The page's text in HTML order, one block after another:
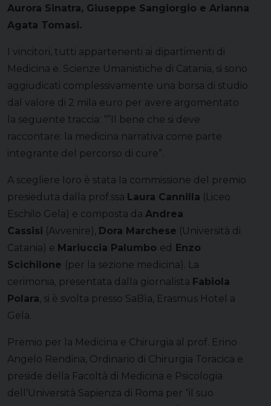
Aurora Sinatra, Giuseppe Sangiorgio e Arianna
Agata Tomasi.
I vincitori, tutti appartenenti ai dipartimenti di
Medicina e. Scienze Umanistiche di Catania, si sono
aggiudicati complessivamente una borsa di studio
dal valore di 2 mila euro per avere argomentato
la seguente traccia: “”Il bene che si deve
raccontare: la medicina narrativa come parte
integrante del percorso di cure”.
A scegliere loro è stata la commissione del premio
presieduta dalla prof.ssa Laura Cannilla (Liceo
Eschilo Gela) e composta da Andrea
Cassisi (Avvenire), Dora Marchese (Università di
Catania) e Mariuccia Palumbo ed Enzo
Scichilone (per la sezione medicina). La
cerimonia, presentata dalla giornalista Fabiola
Polara, si è svolta presso SaBìa, Erasmus Hotel a
Gela.
Premio per la Medicina e Chirurgia al prof. Erino
Angelo Rendina, Ordinario di Chirurgia Toracica e
preside della Facoltà di Medicina e Psicologia
dell’Università Sapienza di Roma per “il suo